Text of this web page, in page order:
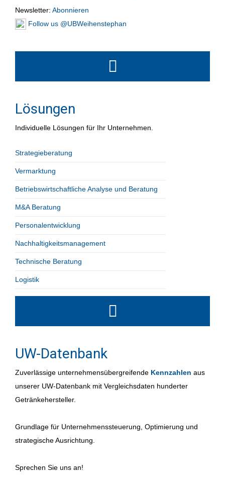
Newsletter: Abonnieren
Follow us @UBWeihenstephan
Lösungen
Individuelle Lösungen für Ihr Unternehmen.
Strategieberatung
Vermarktung
Betriebswirtschaftliche Analyse und Beratung
M&A Beratung
Personalentwicklung
Nachhaltigkeitsmanagement
Technische Beratung
Logistik
UW-Datenbank
Zuverlässige unternehmensübergreifende Kennzahlen aus
unserer UW-Datenbank mit Vergleichsdaten hunderter
Getränkehersteller.
Grundlage für Unternehmenssteuerung, Optimierung und
strategische Ausrichtung.
Sprechen Sie uns an!